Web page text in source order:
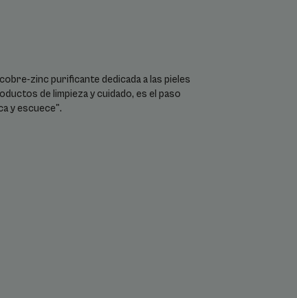
cobre-zinc purificante dedicada a las pieles
de limpieza y cuidado, es el paso
y escuece".